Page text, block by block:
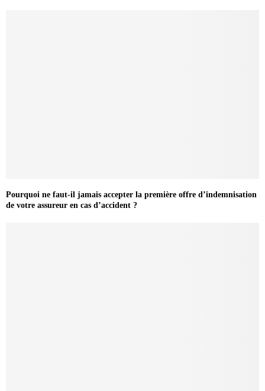
Pourquoi ne faut-il jamais accepter la première offre d’indemnisation
de votre assureur en cas d’accident ?